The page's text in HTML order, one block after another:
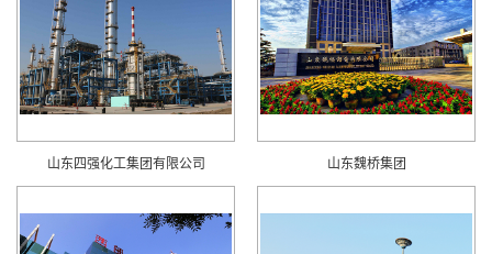
山东四强化工集团有限公司 山东魏桥集团